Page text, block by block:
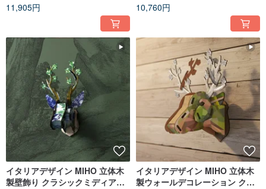
back）
11,905円
2）
10,760円
イタリアデザイン MIHO 立体木
製壁飾り クラシックミディアム
イタリアデザイン MIHO 立体木
製ウォールデコレーション クラ